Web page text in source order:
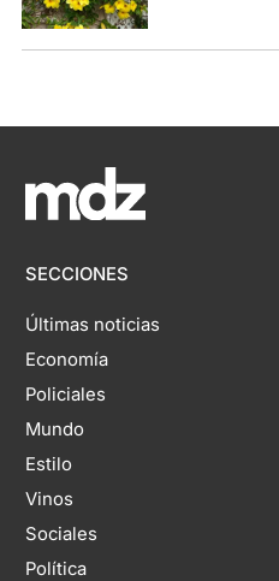
SECCIONES
Últimas noticias
Economía
Policiales
Mundo
Estilo
Vinos
Sociales
Política